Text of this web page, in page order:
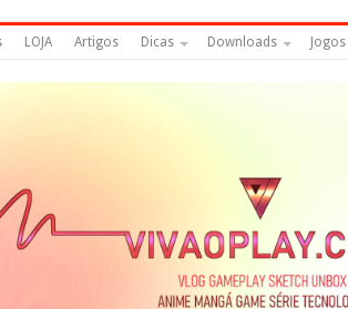
LOJA Artigos Dicas Downloads Jogos